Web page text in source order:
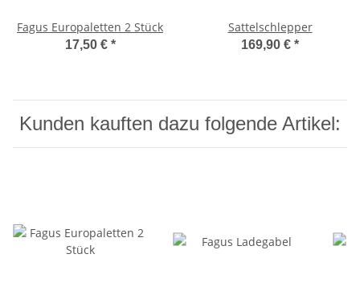
Fagus Europaletten 2 Stück
17,50 € *
Sattelschlepper
169,90 € *
Kunden kauften dazu folgende Artikel: